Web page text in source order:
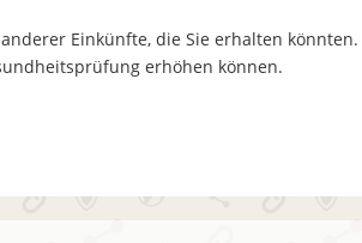
Einkünfte, die Sie erhalten
erhöhen können.